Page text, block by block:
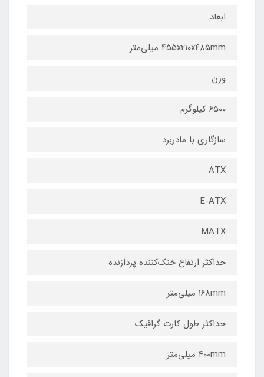
ابعاد
۴۵۵x۲۱۰x۴۸۵mm میلی‌متر
وزن
۶۵۰۰ کیلوگرم
سازگاری با مادربرد
ATX
E-ATX
MATX
حداکثر ارتفاع خنک‌کننده پردازنده
۱۶۸mm میلی‌متر
حداکثر طول کارت گرافیک
۴۰۰mm میلی‌متر